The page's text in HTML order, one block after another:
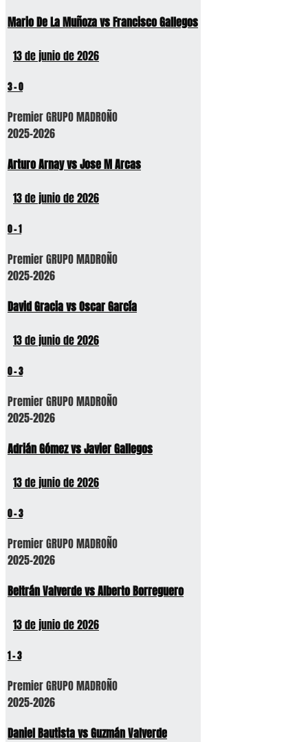
Mario De La Muñoza vs Francisco Gallegos
13 de junio de 2026
3-0
Premier GRUPO MADROÑO
2025-2026
Arturo Arnay vs Jose M Arcas
13 de junio de 2026
0-1
Premier GRUPO MADROÑO
2025-2026
David Gracia vs Oscar García
13 de junio de 2026
0-3
Premier GRUPO MADROÑO
2025-2026
Adrián Gómez vs Javier Gallegos
13 de junio de 2026
0-3
Premier GRUPO MADROÑO
2025-2026
Beltrán Valverde vs Alberto Borreguero
13 de junio de 2026
1-3
Premier GRUPO MADROÑO
2025-2026
Daniel Bautista vs Guzmán Valverde